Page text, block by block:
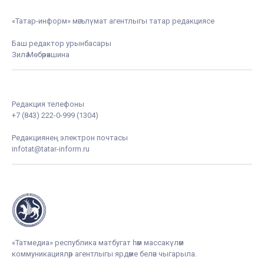
«Татар-информ» мәгълүмат агентлыгы татар редакциясе
Баш редактор урынбасары
Зилә Мөбәрәкшина
Редакция телефоны
+7 (843) 222-0-999 (1304)
Редакциянең электрон почтасы
infotat@tatar-inform.ru
«Татмедиа» республика матбугат һәм массакүләм
коммуникацияләр агентлыгы ярдәме белән чыгарыла.